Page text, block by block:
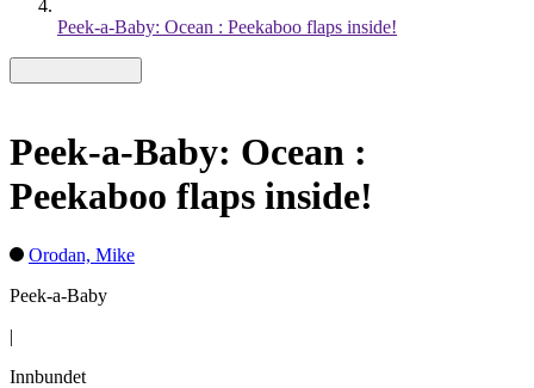
Peek-a-Baby: Ocean : Peekaboo flaps inside!
Peek-a-Baby: Ocean :
Peekaboo flaps inside!
Orodan, Mike
Peek-a-Baby
|
Innbundet